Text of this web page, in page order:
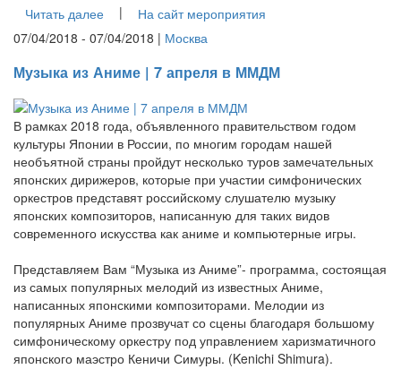
Читать далее
|
На сайт мероприятия
07/04/2018 - 07/04/2018 | Москва
Музыка из Аниме | 7 апреля в ММДМ
В рамках 2018 года, объявленного правительством годом
культуры Японии в России, по многим городам нашей
необъятной страны пройдут несколько туров замечательных
японских дирижеров, которые при участии симфонических
оркестров представят российскому слушателю музыку
японских композиторов, написанную для таких видов
современного искусства как аниме и компьютерные игры.
Представляем Вам “Музыка из Аниме”- программа, состоящая
из самых популярных мелодий из известных Аниме,
написанных японскими композиторами. Мелодии из
популярных Аниме прозвучат со сцены благодаря большому
симфоническому оркестру под управлением харизматичного
японского маэстро Кеничи Симуры. (Kenichi Shimura).